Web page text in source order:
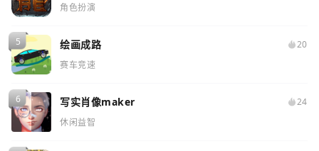
角色扮演
绘画成路
20
赛车竞速
写实肖像maker
24
休闲益智